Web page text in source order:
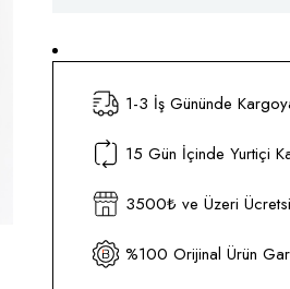
1-3 İş Gününde
15 Gün İçinde Yurtiçi
3500₺ ve Üzeri
%100 Orijinal Ürün